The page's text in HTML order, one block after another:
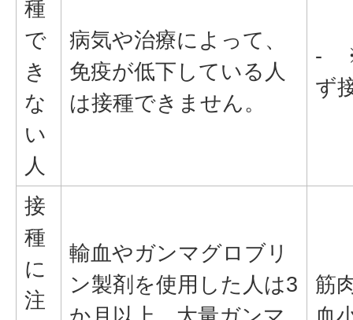
種
で
き
な
い
人
病気や治療によって、
免疫が低下している人
は接種できません。
- ※
ず
接
種
に
注
輸血やガンマグロブリ
ン製剤を使用した人は3
筋